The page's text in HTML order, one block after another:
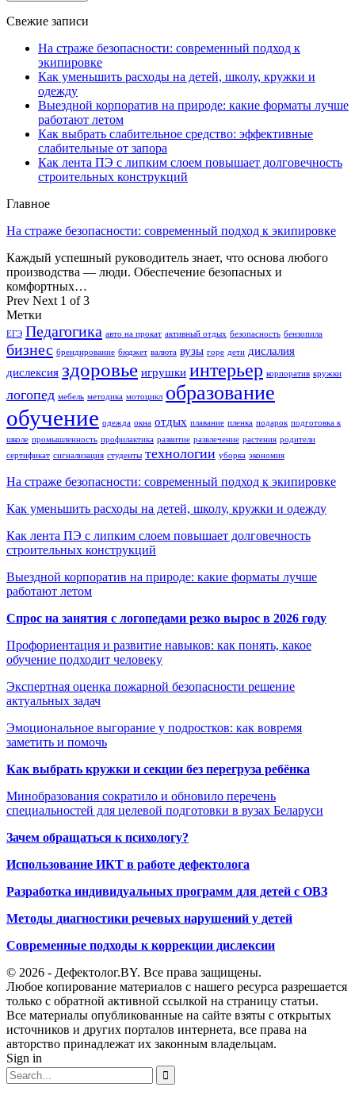
Свежие записи
На страже безопасности: современный подход к
экипировке
Как уменьшить расходы на детей, школу, кружки и
одежду
Выездной корпоратив на природе: какие форматы лучше
работают летом
Как выбрать слабительное средство: эффективные
слабительные от запора
Как лента ПЭ с липким слоем повышает долговечность
строительных конструкций
Главное
На страже безопасности: современный подход к экипировке
Каждый успешный руководитель знает, что основа любого
производства — люди. Обеспечение безопасных и
комфортных…
Prev Next 1 of 3
Метки
ЕГЭ Педагогика авто на прокат активный отдых безопасность бензопила
бизнес брендирование бюджет валюта вузы горе дети дислалия
дислексия здоровье игрушки интерьер корпоратив кружки
логопед мебель методика мотоцикл образование
обучение одежда окна отдых плавание пленка подарок подготовка к
школе промышленность профилактика развитие развлечение растения родители
сертификат сигнализация студенты технологии уборка экономия
На страже безопасности: современный подход к экипировке
Как уменьшить расходы на детей, школу, кружки и одежду
Как лента ПЭ с липким слоем повышает долговечность
строительных конструкций
Выездной корпоратив на природе: какие форматы лучше
работают летом
Спрос на занятия с логопедами резко вырос в 2026 году
Профориентация и развитие навыков: как понять, какое
обучение подходит человеку
Экспертная оценка пожарной безопасности решение
актуальных задач
Эмоциональное выгорание у подростков: как вовремя
заметить и помочь
Как выбрать кружки и секции без перегруза ребёнка
Минобразования сократило и обновило перечень
специальностей для целевой подготовки в вузах Беларуси
Зачем обращаться к психологу?
Использование ИКТ в работе дефектолога
Разработка индивидуальных программ для детей с ОВЗ
Методы диагностики речевых нарушений у детей
Современные подходы к коррекции дислексии
© 2026 - Дефектолог.BY. Все права защищены.
Любое копирование материалов с нашего ресурса разрешается
только с обратной активной ссылкой на страницу статьи.
Все материалы опубликованные на сайте взяты с открытых
источников и других порталов интернета, все права на
авторство принадлежат их законным владельцам.
Sign in